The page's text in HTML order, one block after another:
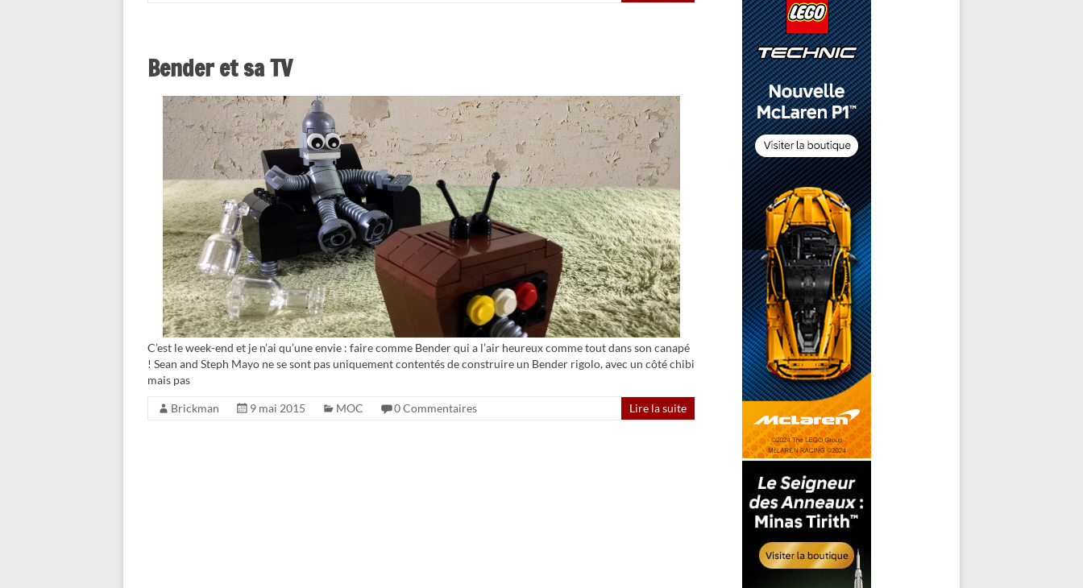
Bender et sa TV
C’est le week-end et je n’ai qu’une envie : faire comme Bender qui a l’air heureux comme tout dans son canapé
! Sean and Steph Mayo ne se sont pas uniquement contentés de construire un Bender rigolo, avec un côté chibi
mais pas
Brickman 9 mai 2015 MOC 0 Commentaires Lire la suite